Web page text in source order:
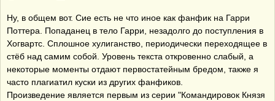
Ну, в общем вот. Сие есть не что иное как фанфик на Гарри
Поттера. Попаданец в тело Гарри, незадолго до поступления в
Хогвартс. Сплошное хулиганство, периодически переходящее в
стёб над самим собой. Уровень текста откровенно слабый, а
некоторые моменты отдают первостатейным бредом, также я
часто плагиатил куски из других фанфиков.
Произведение является первым из серии "Командировок Князя